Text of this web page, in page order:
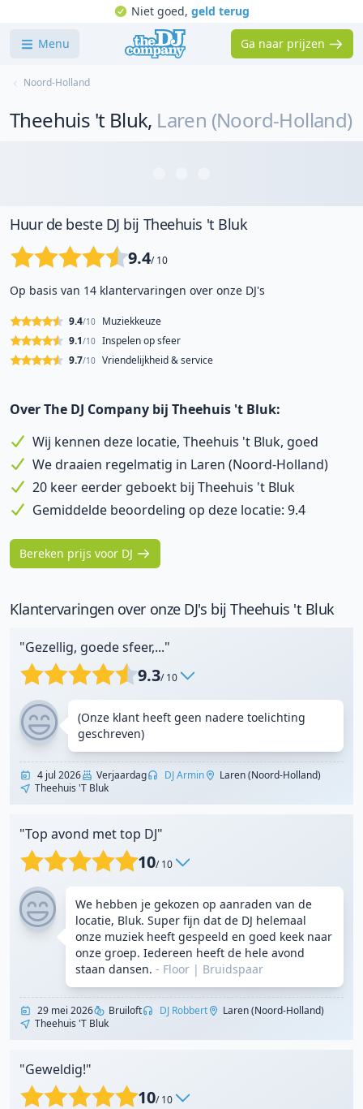
Niet goed, geld terug
Menu Ga naar prijzen
Noord-Holland
Theehuis 't Bluk, Laren (Noord-Holland)
Huur de beste DJ bij Theehuis 't Bluk
9.4/ 10
Op basis van 14 klantervaringen over onze DJ's
Muziekkeuze
9.4/10
Inspelen op sfeer
9.1/10
Vriendelijkheid & service
9.7/10
Over The DJ Company bij Theehuis 't Bluk:
Wij kennen deze locatie, Theehuis 't Bluk, goed
We draaien regelmatig in Laren (Noord-Holland)
20 keer eerder geboekt bij Theehuis 't Bluk
Gemiddelde beoordeling op deze locatie: 9.4
Bereken prijs voor DJ
Klantervaringen over onze DJ's bij Theehuis 't Bluk
"Gezellig, goede sfeer,..."
9.3/ 10
(Onze klant heeft geen nadere toelichting
geschreven)
4 jul 2026 Verjaardag DJ Armin
Laren (Noord-Holland)
Theehuis 't Bluk
"Top avond met top DJ"
10/ 10
We hebben je gekozen op aanraden van de
locatie, Bluk. Super fijn dat de DJ helemaal
onze muziek heeft gespeeld en goed keek naar
onze groep. Iedereen heeft de hele avond
staan dansen. - Floor | Bruidspaar
29 mei 2026 Bruiloft DJ Robbert
Laren (Noord-Holland)
Theehuis 't Bluk
"Geweldig!"
10/ 10